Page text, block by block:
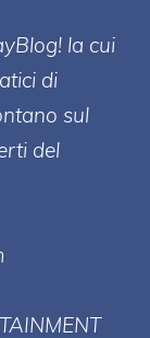
la cui
di
sul
del